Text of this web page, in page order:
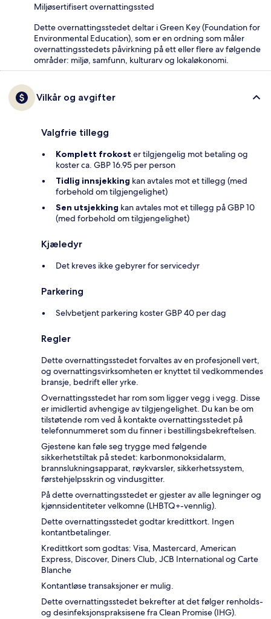
Miljøsertifisert overnattingssted
Dette overnattingsstedet deltar i Green Key (Foundation for
Environmental Education), som er en ordning som måler
overnattingsstedets påvirkning på ett eller flere av følgende
områder: miljø, samfunn, kulturarv og lokaløkonomi.
Vilkår og avgifter
Valgfrie tillegg
Komplett frokost er tilgjengelig mot betaling og
koster ca. GBP 16.95 per person
Tidlig innsjekking kan avtales mot et tillegg (med
forbehold om tilgjengelighet)
Sen utsjekking kan avtales mot et tillegg på GBP 10
(med forbehold om tilgjengelighet)
Kjæledyr
Det kreves ikke gebyrer for servicedyr
Parkering
Selvbetjent parkering koster GBP 40 per dag
Regler
Dette overnattingsstedet forvaltes av en profesjonell vert,
og overnattingsvirksomheten er knyttet til vedkommendes
bransje, bedrift eller yrke.
Overnattingsstedet har rom som ligger vegg i vegg. Disse
er imidlertid avhengige av tilgjengelighet. Du kan be om
tilstøtende rom ved å kontakte overnattingsstedet på
telefonnummeret som du finner i bestillingsbekreftelsen.
Gjestene kan føle seg trygge med følgende
sikkerhetstiltak på stedet: karbonmonoksidalarm,
brannslukningsapparat, røykvarsler, sikkerhetssystem,
førstehjelpsskrin og vindusgitter.
På dette overnattingsstedet er gjester av alle legninger og
kjønnsidentiteter velkomne (LHBTQ+-vennlig).
Dette overnattingsstedet godtar kredittkort. Ingen
kontantbetalinger.
Kredittkort som godtas: Visa, Mastercard, American
Express, Discover, Diners Club, JCB International og Carte
Blanche
Kontantløse transaksjoner er mulig.
Dette overnattingsstedet bekrefter at det følger renholds-
og desinfeksjonspraksisene fra Clean Promise (IHG).